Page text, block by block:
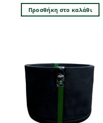
Προσθήκη στο καλάθι